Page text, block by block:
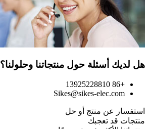
هل لديك أسئلة حول منتجاتنا وحلولنا؟
+86 13925228810
Sikes@sikes-elec.com
استفسار عن منتج أو حل
منتجات قد تعجبك